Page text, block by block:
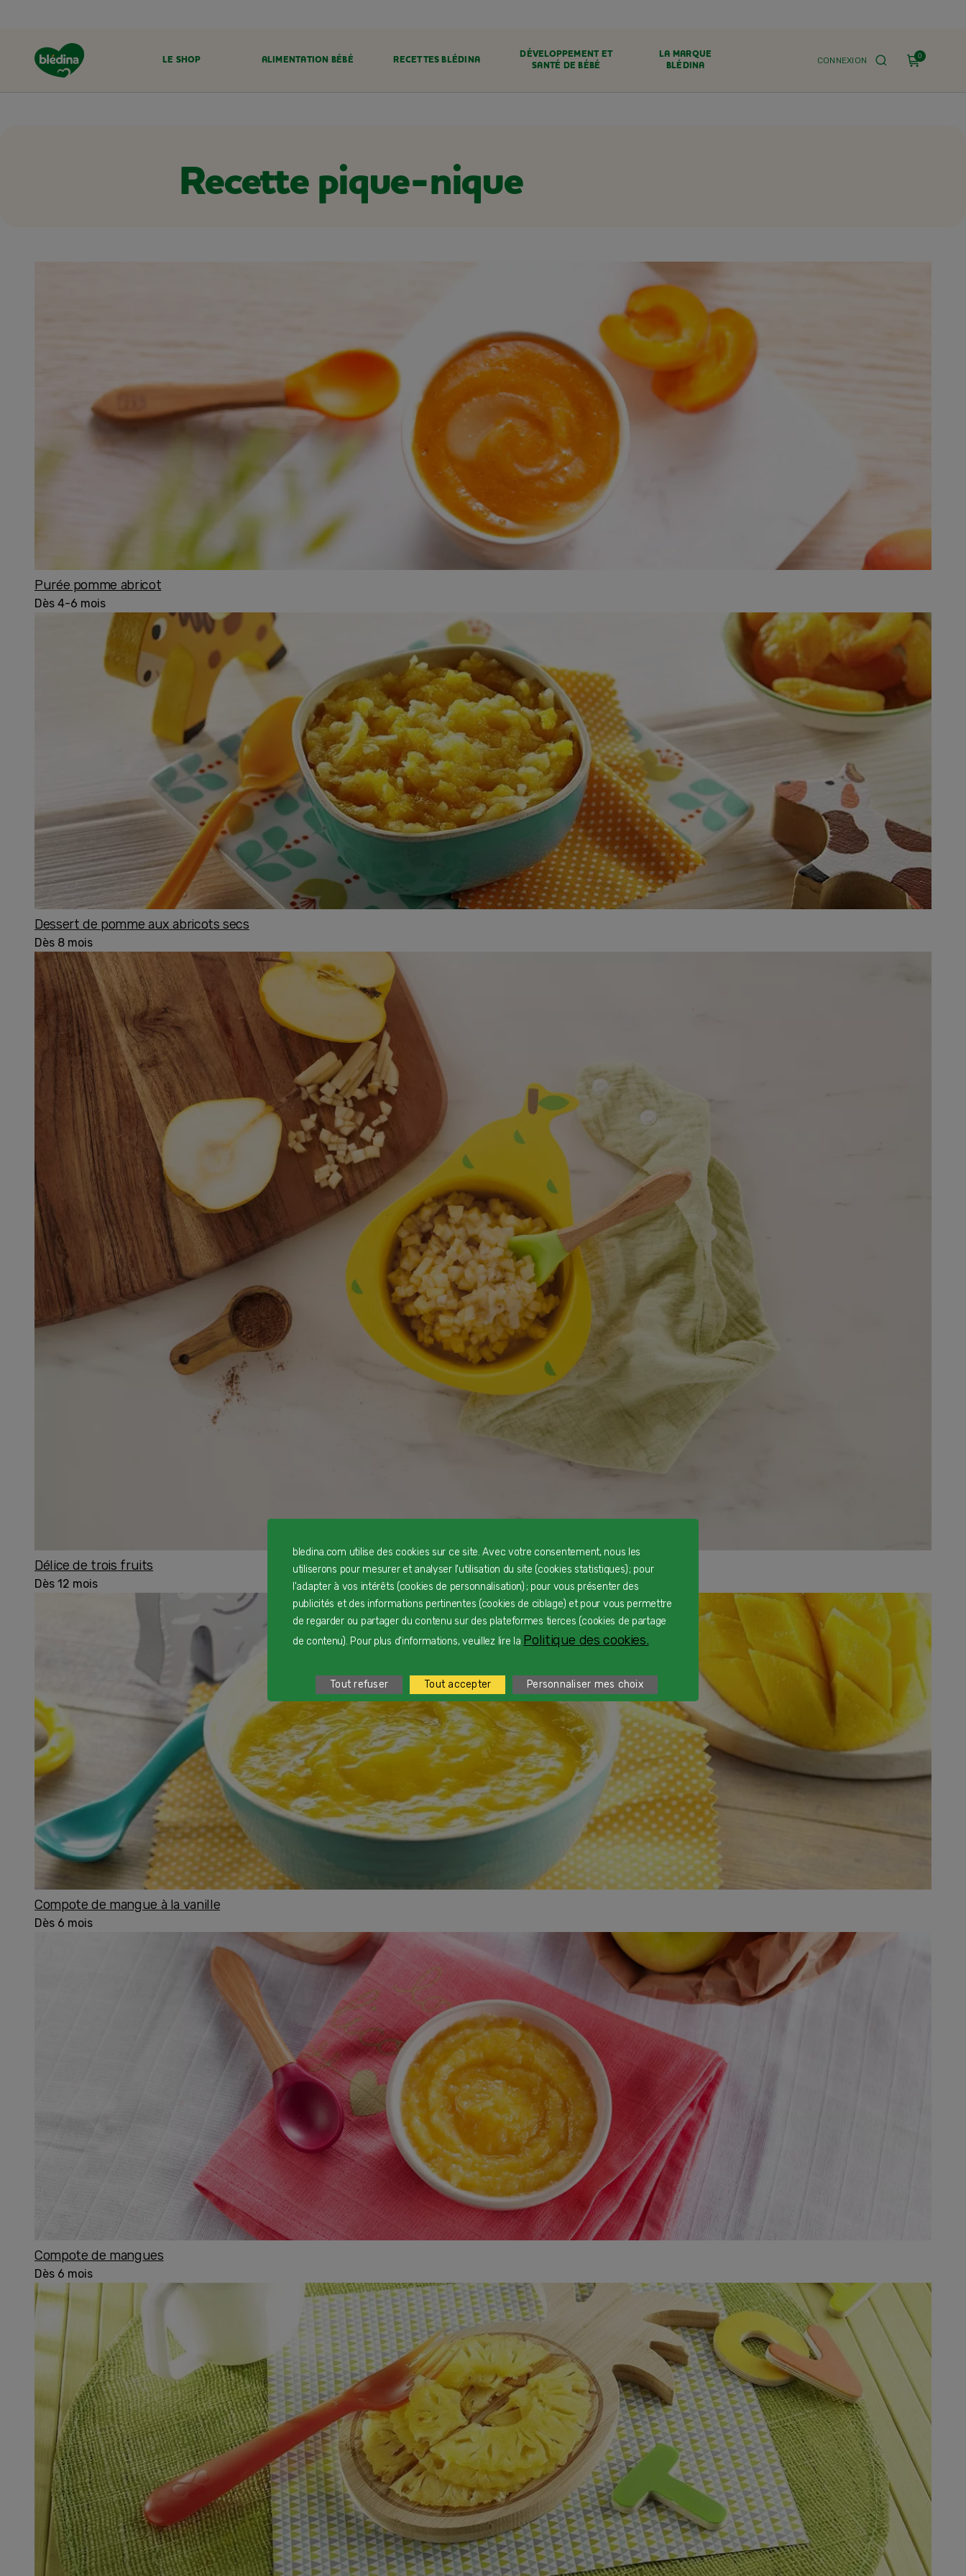
CONNEXION 0
LE SHOP ALIMENTATION BÉBÉ RECETTES BLÉDINA
DÉVELOPPEMENT ET
SANTÉ DE BÉBÉ
LA MARQUE
BLÉDINA
RECETTES BLÉDINA
Recette pique-nique
Purée pomme abricot
Dès 4-6 mois
Dessert de pomme aux abricots secs
Dès 8 mois
Délice de trois fruits
Dès 12 mois
Compote de mangue à la vanille
Dès 6 mois
Compote de mangues
Dès 6 mois
bledina.com utilise des cookies sur ce site. Avec votre consentement, nous les
utiliserons pour mesurer et analyser l'utilisation du site (cookies statistiques) ; pour
l'adapter à vos intérêts (cookies de personnalisation) ; pour vous présenter des
publicités et des informations pertinentes (cookies de ciblage) et pour vous permettre
de regarder ou partager du contenu sur des plateformes tierces (cookies de partage
de contenu). Pour plus d'informations, veuillez lire la Politique des cookies.
Tout refuser Tout accepter Personnaliser mes choix